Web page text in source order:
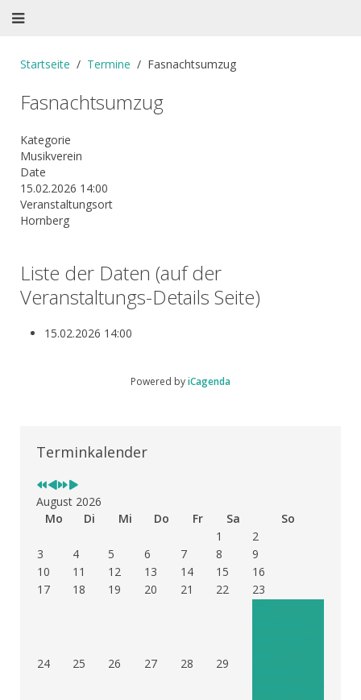
Startseite Termine Fasnachtsumzug
Fasnachtsumzug
Kategorie
Musikverein
Date
15.02.2026 14:00
Veranstaltungsort
Hornberg
Liste der Daten (auf der
Veranstaltungs-Details Seite)
15.02.2026 14:00
Powered byiCagenda
Terminkalender
August 2026
Mo
Di Mi Do Fr Sa
So
1
2
3
4 5 6 7 8
9
10
11 12 13 14 15
16
17
18 19 20 21 22 23
24 25 26 27 28 29